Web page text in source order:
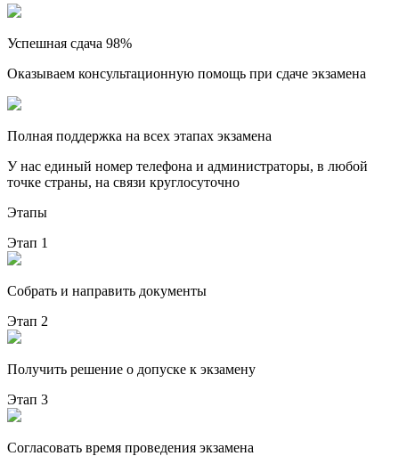
Успешная сдача 98%
Оказываем консультационную помощь при сдаче экзамена
Полная поддержка на всех этапах экзамена
У нас единый номер телефона и администраторы, в любой
точке страны, на связи круглосуточно
Этапы
Этап 1
Собрать и направить документы
Этап 2
Получить решение о допуске к экзамену
Этап 3
Согласовать время проведения экзамена